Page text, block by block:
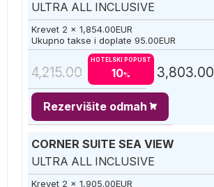
ULTRA ALL INCLUSIVE
Krevet 2 x 1,854.00EUR
Ukupno takse i doplate 95.00EUR
4,215.00
HOTELSKI POPUST
10% 3,803.00
Rezervišite odmah
CORNER SUITE SEA VIEW
ULTRA ALL INCLUSIVE
Krevet 2 x 1,905.00EUR